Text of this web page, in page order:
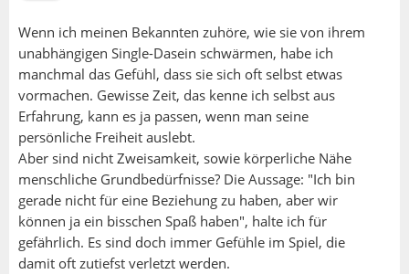
Wenn ich meinen Bekannten zuhöre, wie sie von ihrem
unabhängigen Single-Dasein schwärmen, habe ich
manchmal das Gefühl, dass sie sich oft selbst etwas
vormachen. Gewisse Zeit, das kenne ich selbst aus
Erfahrung, kann es ja passen, wenn man seine
persönliche Freiheit auslebt.
Aber sind nicht Zweisamkeit, sowie körperliche Nähe
menschliche Grundbedürfnisse? Die Aussage: "Ich bin
gerade nicht für eine Beziehung zu haben, aber wir
können ja ein bisschen Spaß haben", halte ich für
gefährlich. Es sind doch immer Gefühle im Spiel, die
damit oft zutiefst verletzt werden.